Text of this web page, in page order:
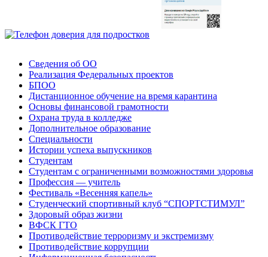
Сведения об ОО
Реализация Федеральных проектов
БПОО
Дистанционное обучение на время карантина
Основы финансовой грамотности
Охрана труда в колледже
Дополнительное образование
Специальности
Истории успеха выпускников
Студентам
Студентам с ограниченными возможностями здоровья
Профессия — учитель
Фестиваль «Весенняя капель»
Студенческий спортивный клуб “СПОРТСТИМУЛ”
Здоровый образ жизни
ВФСК ГТО
Противодействие терроризму и экстремизму
Противодействие коррупции